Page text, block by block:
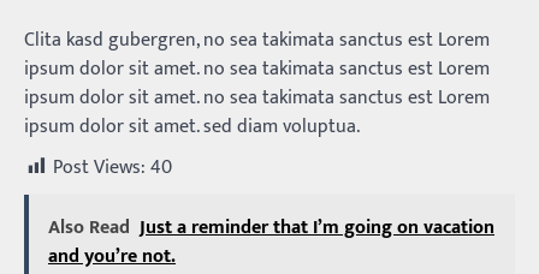
Clita kasd gubergren, no sea takimata sanctus est Lorem
ipsum dolor sit amet. no sea takimata sanctus est Lorem
ipsum dolor sit amet. no sea takimata sanctus est Lorem
ipsum dolor sit amet. sed diam voluptua.
Post Views:40
Also Read Just a reminder that I’m going on vacation
and you’re not.